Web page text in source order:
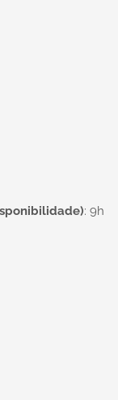
: 9h